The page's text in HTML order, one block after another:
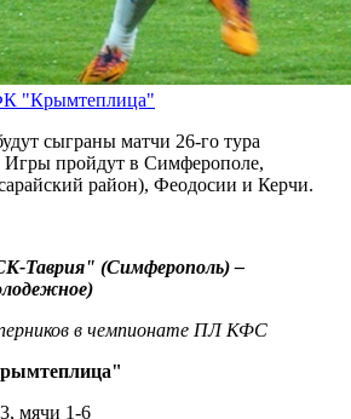
"Крымтеплица"
сыграны матчи 26-го тура
пройдут в Симферополе,
район), Феодосии и Керчи.
Таврия" (Симферополь) –
в чемпионате ПЛ КФС
мячи 1-6